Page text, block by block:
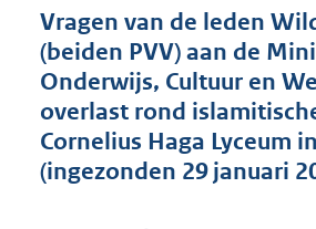
n
d
s
g
r
o
o
t
Vragen van de leden
(beiden PVV) aan de
Onderwijs, Cultuur en
overlast rond
Cornelius Haga Lyceum
(ingezonden 29 januari